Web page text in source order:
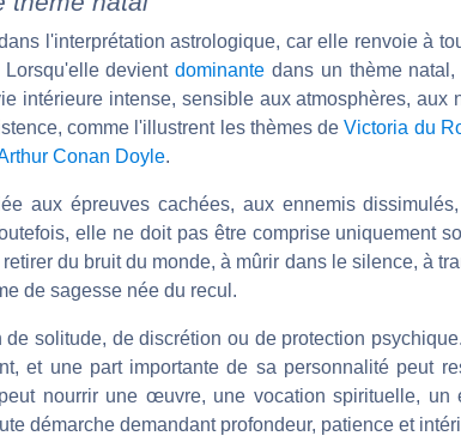
l'interprétation astrologique, car elle renvoie à
Lorsqu'elle devientdominante dans un thème
intérieure intense, sensible aux atmosphères, aux
comme l'illustrent les thèmes deVictoria du
Conan Doyle.
aux épreuves cachées, aux ennemis
elle ne doit pas être comprise uniquement
du bruit du monde, à mûrir dans le silence, à
de sagesse née du recul.
solitude, de discrétion ou de protection
et une part importante de sa personnalité peut
nourrir une œuvre, une vocation spirituelle, un
démarche demandant profondeur, patience et